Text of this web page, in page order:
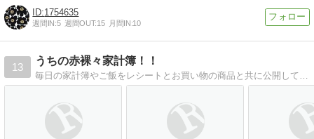
1754635
週間IN:5 週間OUT:15 月間IN:10
13
うちの赤裸々家計簿！！
毎日の家計簿やご飯をレシートとお買い物の商品と共に公開しています。家計簿を書いて、我が家のお金の流れを知って節約していきたいです！子供３人男の子、子育て中！！